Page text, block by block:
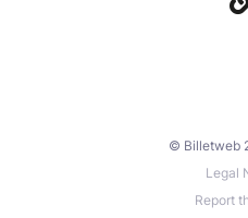
© Billetweb
Legal
Report